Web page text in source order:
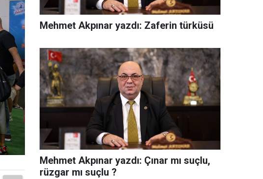
Mehmet Akpınar yazdı: Zaferin türküsü
Mehmet Akpınar yazdı: Çınar mı suçlu,
rüzgar mı suçlu ?